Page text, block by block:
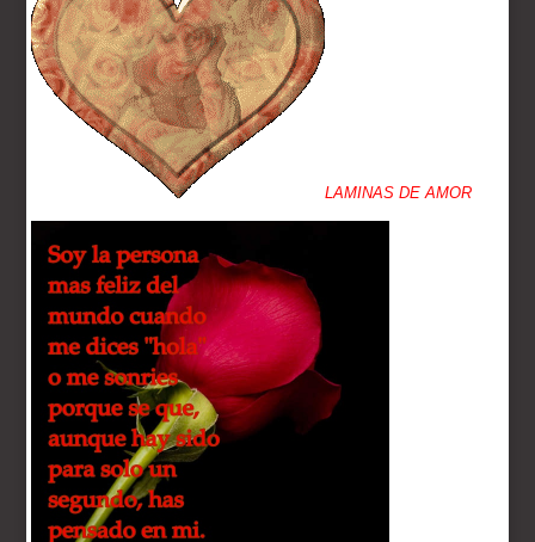
LAMINAS DE AMOR